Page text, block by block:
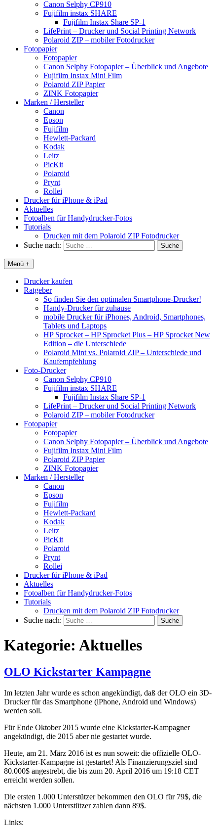
Canon Selphy CP910
Fujifilm instax SHARE
Fujifilm Instax Share SP-1
LifePrint – Drucker und Social Printing Network
Polaroid ZIP – mobiler Fotodrucker
Fotopapier
Fotopapier
Canon Selphy Fotopapier – Überblick und Angebote
Fujifilm Instax Mini Film
Polaroid ZIP Papier
ZINK Fotopapier
Marken / Hersteller
Canon
Epson
Fujifilm
Hewlett-Packard
Kodak
Leitz
PicKit
Polaroid
Prynt
Rollei
Drucker für iPhone & iPad
Aktuelles
Fotoalben für Handydrucker-Fotos
Tutorials
Drucken mit dem Polaroid ZIP Fotodrucker
Suche nach:
Menü +
Drucker kaufen
Ratgeber
So finden Sie den optimalen Smartphone-Drucker!
Handy-Drucker für zuhause
mobile Drucker für iPhones, Android, Smartphones,
Tablets und Laptops
HP Sprocket – HP Sprocket Plus – HP Sprocket New
Edition – die Unterschiede
Polaroid Mint vs. Polaroid ZIP – Unterschiede und
Kaufempfehlung
Foto-Drucker
Canon Selphy CP910
Fujifilm instax SHARE
Fujifilm Instax Share SP-1
LifePrint – Drucker und Social Printing Network
Polaroid ZIP – mobiler Fotodrucker
Fotopapier
Fotopapier
Canon Selphy Fotopapier – Überblick und Angebote
Fujifilm Instax Mini Film
Polaroid ZIP Papier
ZINK Fotopapier
Marken / Hersteller
Canon
Epson
Fujifilm
Hewlett-Packard
Kodak
Leitz
PicKit
Polaroid
Prynt
Rollei
Drucker für iPhone & iPad
Aktuelles
Fotoalben für Handydrucker-Fotos
Tutorials
Drucken mit dem Polaroid ZIP Fotodrucker
Suche nach:
Kategorie: Aktuelles
OLO Kickstarter Kampagne
Im letzten Jahr wurde es schon angekündigt, daß der OLO ein 3D-
Drucker für das Smartphone (iPhone, Android und Windows)
werden soll.
Für Ende Oktober 2015 wurde eine Kickstarter-Kampagner
angekündigt, die 2015 aber nie gestartet wurde.
Heute, am 21. März 2016 ist es nun soweit: die offizielle OLO-
Kickstarter-Kampagne ist gestartet! Als Finanzierungsziel sind
80.000$ angestrebt, die bis zum 20. April 2016 um 19:18 CET
erreicht werden sollen.
Die ersten 1.000 Unterstützer bekommen den OLO für 79$, die
nächsten 1.000 Unterstützer zahlen dann 89$.
Links: